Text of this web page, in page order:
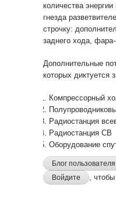
количества
гнезда
строчку:
заднего хода, фара-
Дополнительные
которых диктуется
Компрессорный
Радиостанция
Радиостанция CB
Оборудование
Блог
Войдите
,